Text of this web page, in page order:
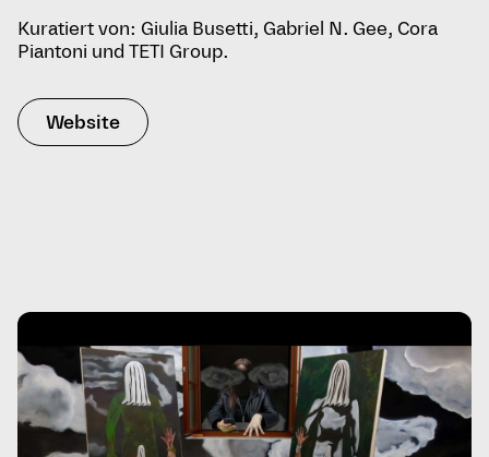
Kuratiert von: Giulia Busetti, Gabriel N. Gee, Cora
Piantoni und TETI Group.
Website